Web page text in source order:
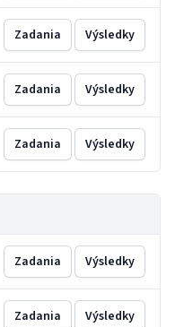
Zadania Výsledky
Zadania Výsledky
Zadania Výsledky
Zadania Výsledky
Zadania Výsledky